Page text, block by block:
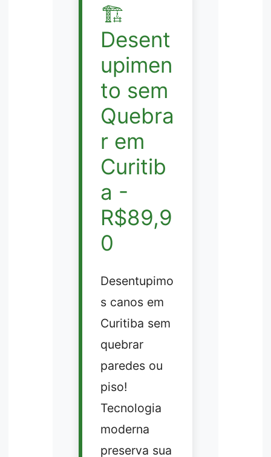
🏗️
Desent
upimen
to sem
Quebra
r em
Curitib
a -
R$89,9
0
Desentupimo
s canos em
Curitiba sem
quebrar
paredes ou
piso!
Tecnologia
moderna
preserva sua